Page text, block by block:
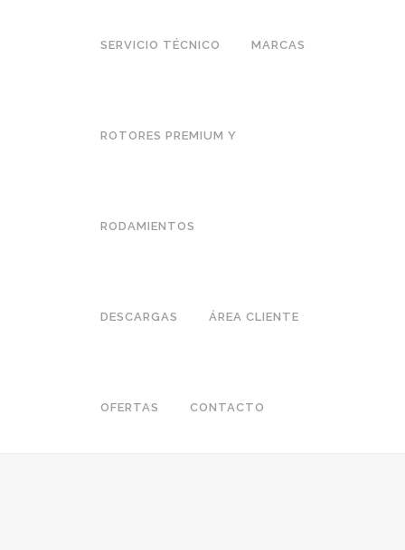
SERVICIO TÉCNICO MARCAS
ROTORES PREMIUM Y
RODAMIENTOS
DESCARGAS ÁREA CLIENTE
OFERTAS CONTACTO